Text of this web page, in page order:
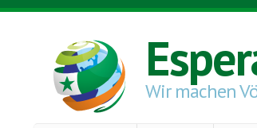
Direkt zum Inhalt
Wir machen